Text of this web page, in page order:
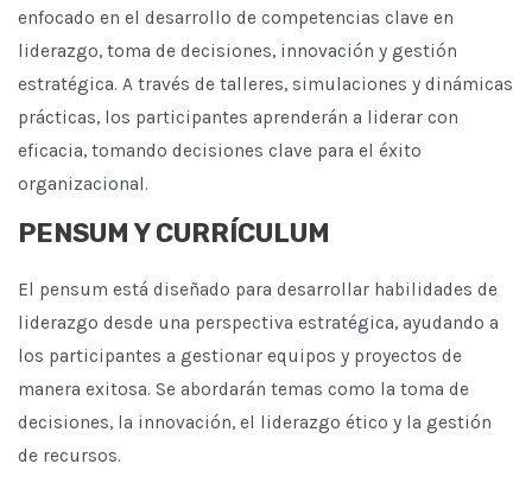
enfocado en el desarrollo de competencias clave en
liderazgo, toma de decisiones, innovación y gestión
estratégica. A través de talleres, simulaciones y dinámicas
prácticas, los participantes aprenderán a liderar con
eficacia, tomando decisiones clave para el éxito
organizacional.
PENSUM Y CURRÍCULUM
El pensum está diseñado para desarrollar habilidades de
liderazgo desde una perspectiva estratégica, ayudando a
los participantes a gestionar equipos y proyectos de
manera exitosa. Se abordarán temas como la toma de
decisiones, la innovación, el liderazgo ético y la gestión
de recursos.